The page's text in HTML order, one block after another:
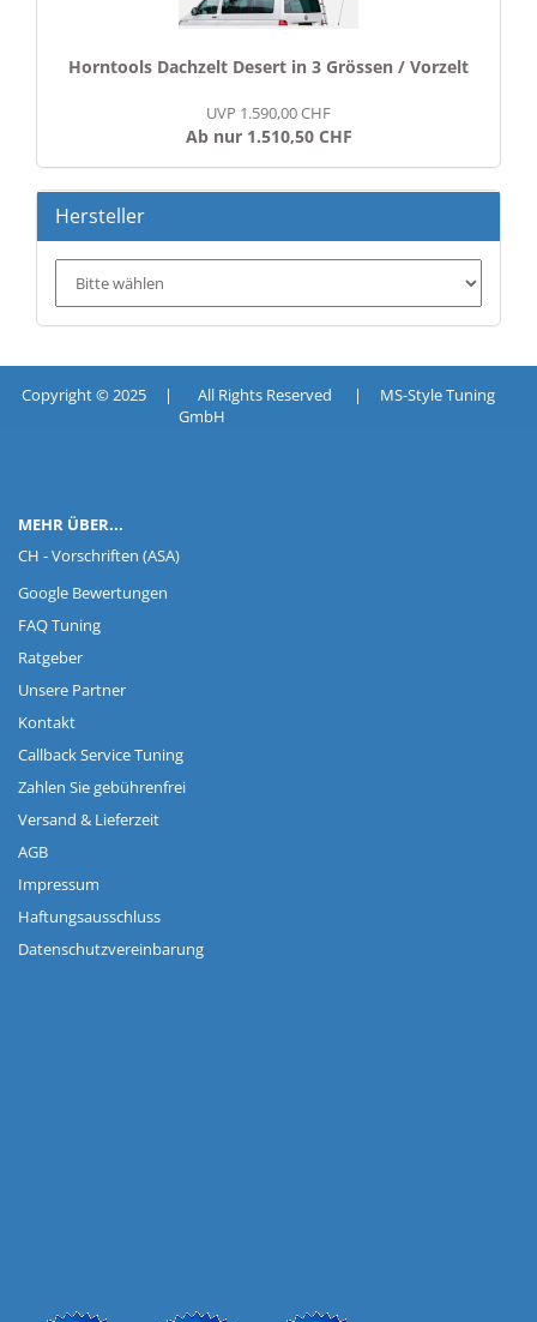
Horntools Dachzelt Desert in 3 Grössen / Vorzelt
UVP 1.590,00 CHF
Ab nur 1.510,50 CHF
Hersteller
Copyright © 2025 | All Rights Reserved | MS-Style Tuning
GmbH
MEHR ÜBER...
CH - Vorschriften (ASA)
Google Bewertungen
FAQ Tuning
Ratgeber
Unsere Partner
Kontakt
Callback Service Tuning
Zahlen Sie gebührenfrei
Versand & Lieferzeit
AGB
Impressum
Haftungsausschluss
Datenschutzvereinbarung